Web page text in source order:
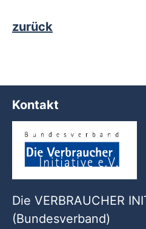
zurück
Kontakt
Die VERBRAUCHER
(Bundesverband)